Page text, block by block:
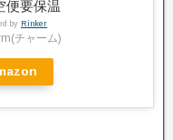
便要保温
by Rinker
チャーム)